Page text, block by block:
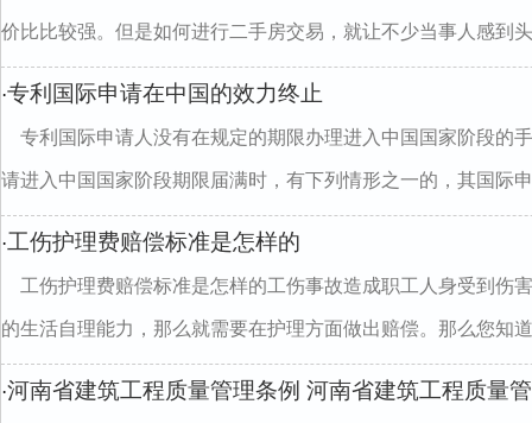
价比比较强。但是如何进行二手房交易，就让不少当事人感到
·专利国际申请在中国的效力终止
专利国际申请人没有在规定的期限办理进入中国国家阶段的
请进入中国国家阶段期限届满时，有下列情形之一的，其国际
·工伤护理费赔偿标准是怎样的
工伤护理费赔偿标准是怎样的工伤事故造成职工人身受到伤
的生活自理能力，那么就需要在护理方面做出赔偿。那么您知
·河南省建筑工程质量管理条例 河南省建筑工程质量